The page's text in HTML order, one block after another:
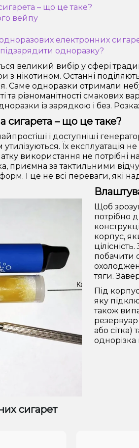
– що це таке?
вейпу
електронних
одноразку?
великий вибір у сфері
з нікотином. Останні
Саме одноразки отримали
та різноманітності смакових
із зарядкою і без.
сигарета – що це таке?
і доступніші
утилізуються. Їх експлуатація
використання не потрібні
приємна за тактильними
І це не всі переваги, які
Щоб
потрібно
корпус,
побачити
тяги.
Під
яку
також
або сітка)
однорізка
сигарет